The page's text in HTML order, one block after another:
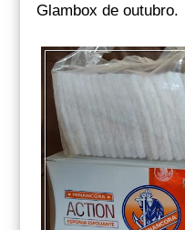
Glambox de outubro.